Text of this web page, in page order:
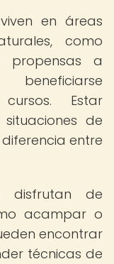
en áreas
como
propensas a
Estar
de
entre
disfrutan de
acampar o
encontrar
técnicas de